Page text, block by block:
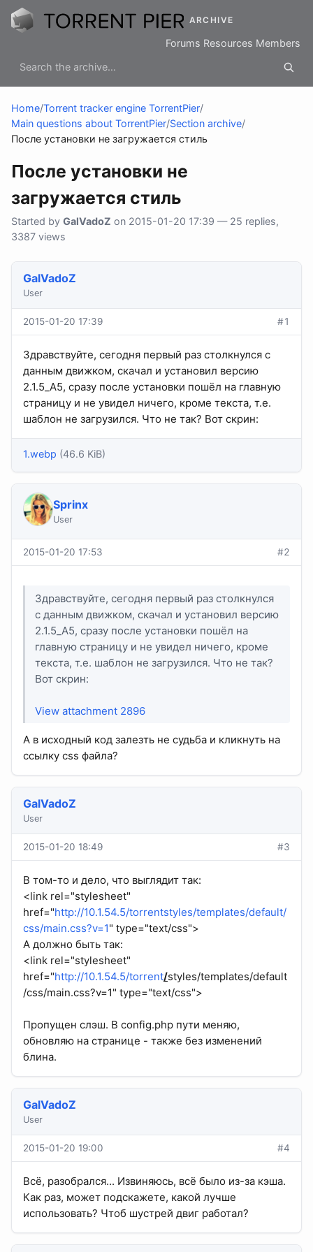
ARCHIVE
Forums Resources Members
Home/Torrent tracker engine TorrentPier/
Main questions about TorrentPier/Section archive/
После установки не загружается стиль
После установки не
загружается стиль
Started by GalVadoZ on 2015-01-20 17:39 — 25 replies,
3387 views
GalVadoZ
User
2015-01-20 17:39 #1
Здравствуйте, сегодня первый раз столкнулся с
данным движком, скачал и установил версию
2.1.5_A5, сразу после установки пошёл на главную
страницу и не увидел ничего, кроме текста, т.е.
шаблон не загрузился. Что не так? Вот скрин:
1.webp (46.6 KiB)
Sprinx
User
2015-01-20 17:53 #2
Здравствуйте, сегодня первый раз столкнулся
с данным движком, скачал и установил версию
2.1.5_A5, сразу после установки пошёл на
главную страницу и не увидел ничего, кроме
текста, т.е. шаблон не загрузился. Что не так?
Вот скрин:
View attachment 2896
А в исходный код залезть не судьба и кликнуть на
ссылку css файла?
GalVadoZ
User
2015-01-20 18:49 #3
В том-то и дело, что выглядит так:
<link rel="stylesheet"
href="http://10.1.54.5/torrentstyles/templates/default/
css/main.css?v=1" type="text/css">
А должно быть так:
<link rel="stylesheet"
href="http://10.1.54.5/torrent/styles/templates/default
/css/main.css?v=1" type="text/css">
Пропущен слэш. В config.php пути меняю,
обновляю на странице - также без изменений
блина.
GalVadoZ
User
2015-01-20 19:00 #4
Всё, разобрался... Извиняюсь, всё было из-за кэша.
Как раз, может подскажете, какой лучше
использовать? Чтоб шустрей двиг работал?